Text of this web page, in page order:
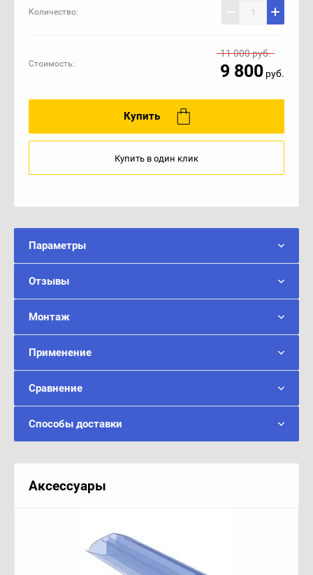
Количество:
Стоимость:
11 000руб.
9 800 руб.
Купить
Купить в один клик
Параметры
Отзывы
Монтаж
Применение
Сравнение
Способы доставки
Аксессуары